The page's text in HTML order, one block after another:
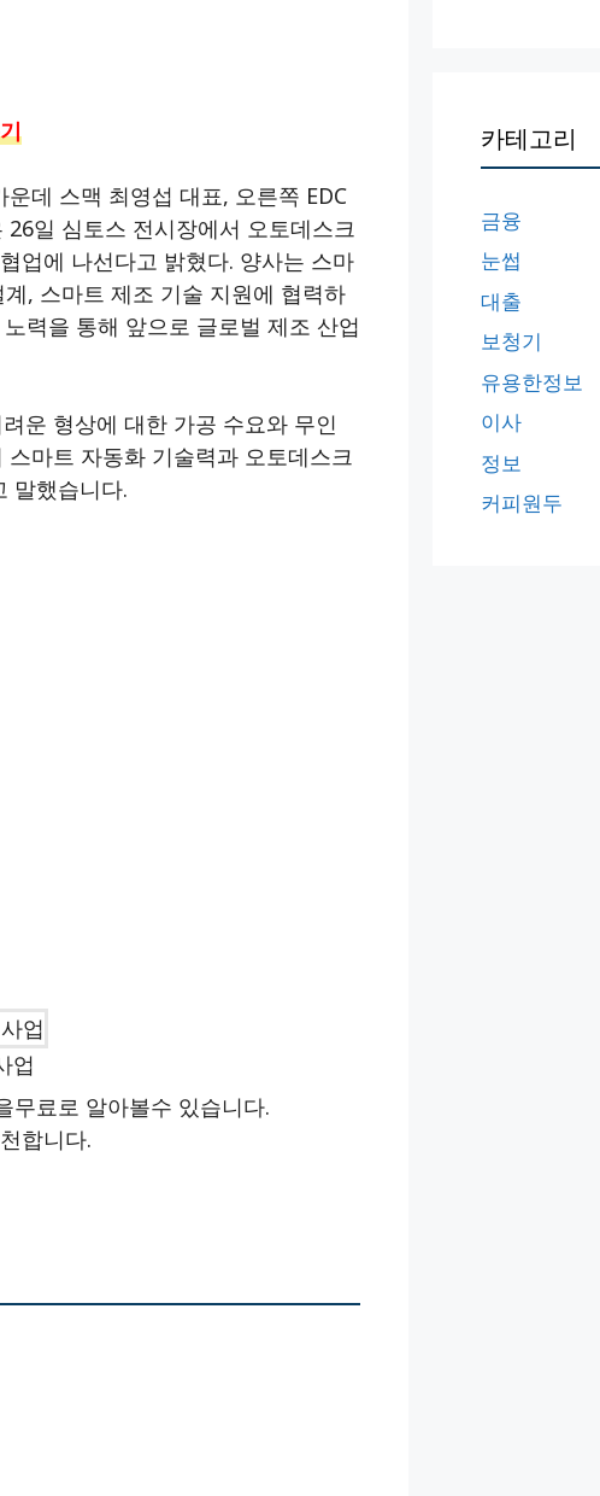
데 스맥 최영섭 대표, 오른쪽 EDC
일 심토스 전시장에서 오토데스크
업에 나선다고 밝혔다. 양사는 스마
, 스마트 제조 기술 지원에 협력하
력을 통해 앞으로 글로벌 제조 산업
운 형상에 대한 가공 수요와 무인
마트 자동화 기술력과 오토데스크
말했습니다.
업
무료로 알아볼수 있습니다.
합니다.
카테고리
금융
눈썹
대출
보청기
유용한정보
이사
정보
커피원두